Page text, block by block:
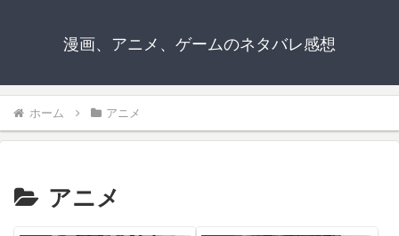
漫画、アニメ、ゲームのネタバレ感想
ホーム アニメ
アニメ